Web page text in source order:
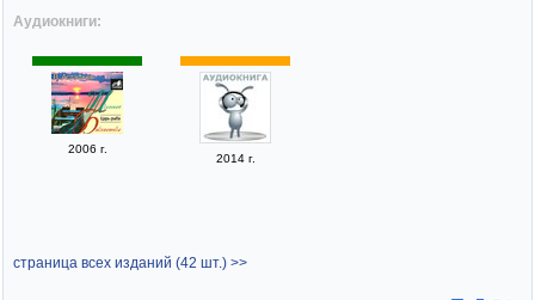
Аудиокниги:
2006 г.
2014 г.
страница всех изданий (42 шт.) >>